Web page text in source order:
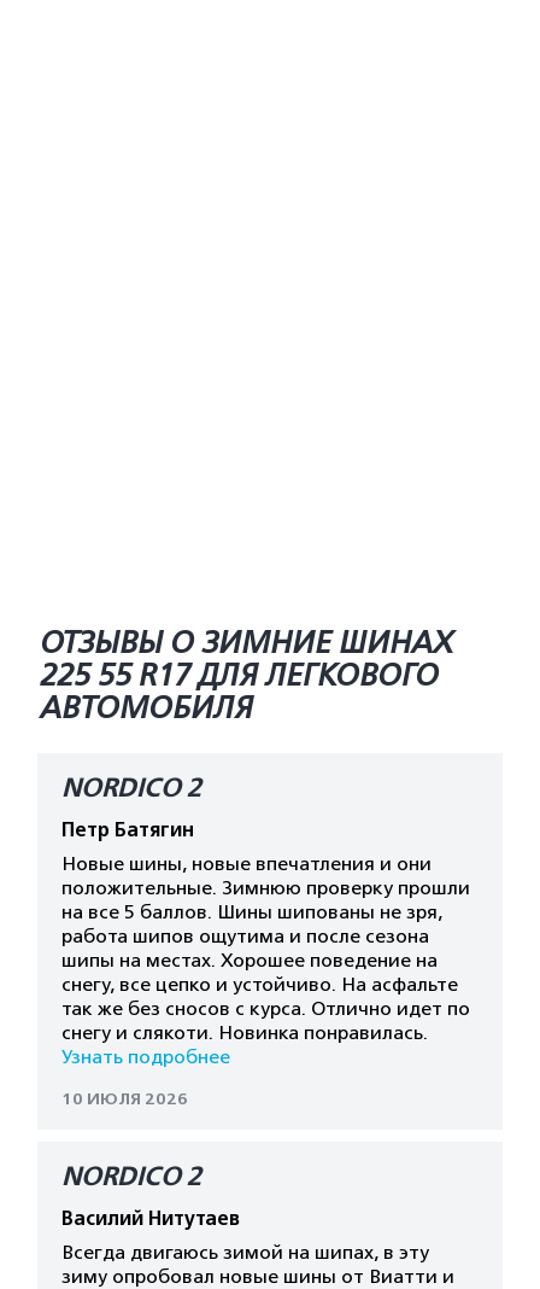
ОТЗЫВЫ О ЗИМНИЕ ШИНАХ
225 55 R17 ДЛЯ ЛЕГКОВОГО
АВТОМОБИЛЯ
NORDICO 2
Петр Батягин
Новые шины, новые впечатления и они
положительные. Зимнюю проверку прошли
на все 5 баллов. Шины шипованы не зря,
работа шипов ощутима и после сезона
шипы на местах. Хорошее поведение на
снегу, все цепко и устойчиво. На асфальте
так же без сносов с курса. Отлично идет по
снегу и слякоти. Новинка понравилась.
Узнать подробнее
10 ИЮЛЯ 2026
NORDICO 2
Василий Нитутаев
Всегда двигаюсь зимой на шипах, в эту
зиму опробовал новые шины от Виатти и